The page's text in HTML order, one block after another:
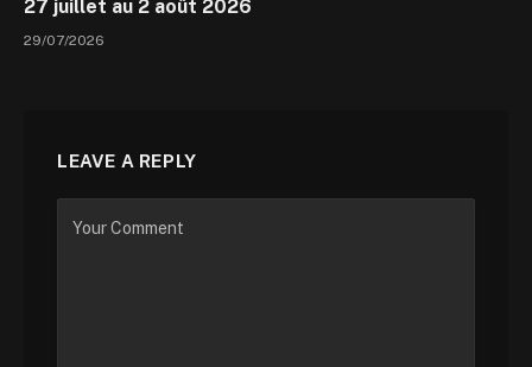
27 juillet au 2 août 2026
29/07/2026
LEAVE A REPLY